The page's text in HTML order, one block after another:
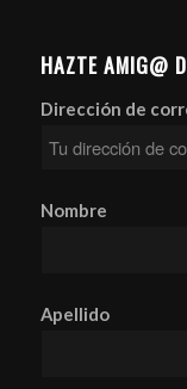
HAZTE AMIG@
Dirección de
Nombre
Apellido